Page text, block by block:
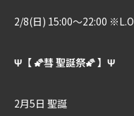
2/8(日) 15:00～22:00
Ψ【 🌠彗 聖誕祭🌠 】Ψ
2月5日 聖誕